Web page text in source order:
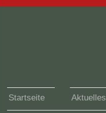
Startseite Aktuelles